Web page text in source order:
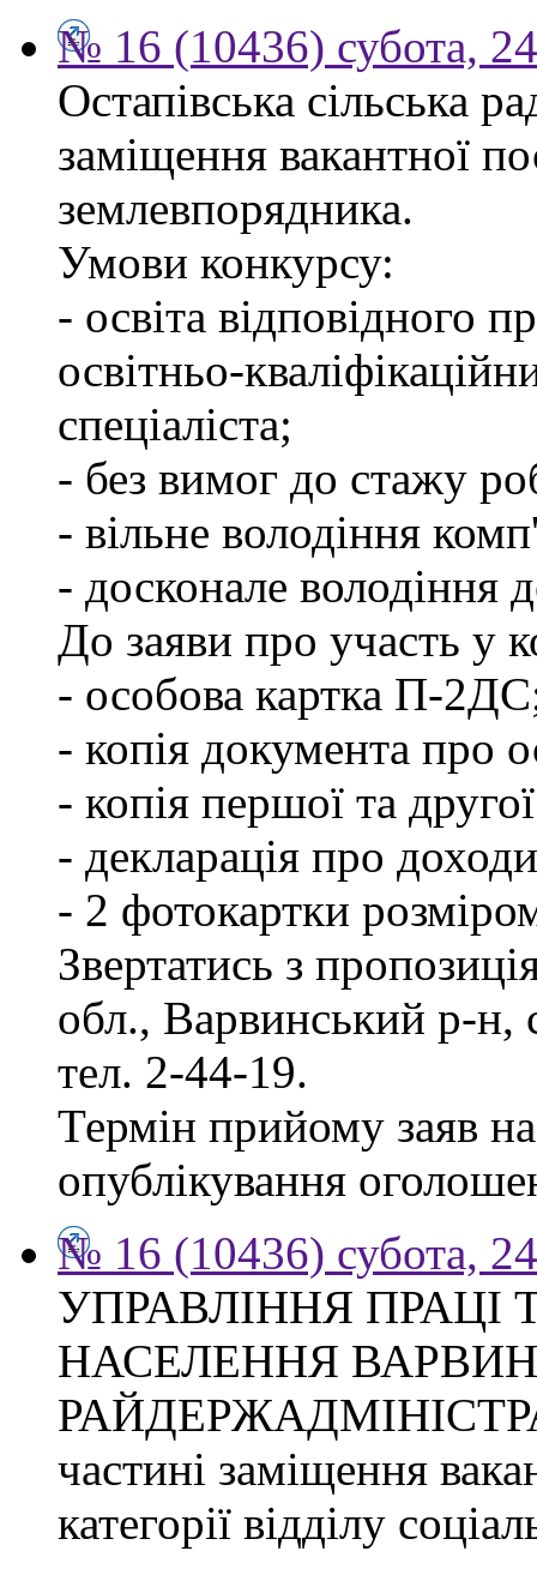
№ 16 (10436) субота,
Остапівська сільська
заміщення вакантної
землевпорядника.
Умови конкурсу:
- освіта відповідного
освітньо-
спеціаліста;
- без вимог до стажу
- вільне володіння
- досконале
До заяви про участь у
- особова картка П-
- копія документа про
- копія першої та
- декларація про
- 2 фотокартки
Звертатись з
обл., Варвинський р-н,
тел. 2-44-19.
Термін прийому заяв
опублікування
№ 16 (10436) субота,
УПРАВЛІННЯ ПРАЦІ
НАСЕЛЕННЯ
частині заміщення
категорії відділу